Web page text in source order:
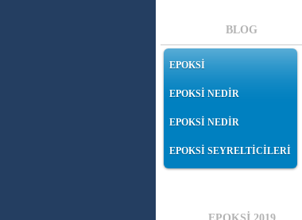
BLOG
EPOKSİ
EPOKSİ NEDİR
EPOKSİ NEDİR
EPOKSİ SEYRELTİCİLERİ